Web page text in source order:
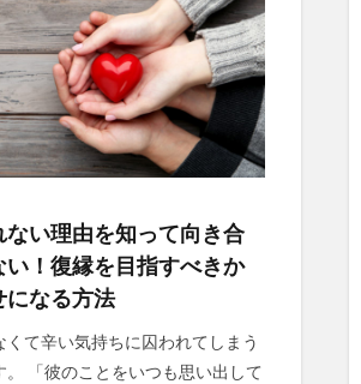
い理由を知って向き合
い！復縁を目指すべきか
になる方法
て辛い気持ちに囚われてしまう
「彼のことをいつも思い出して